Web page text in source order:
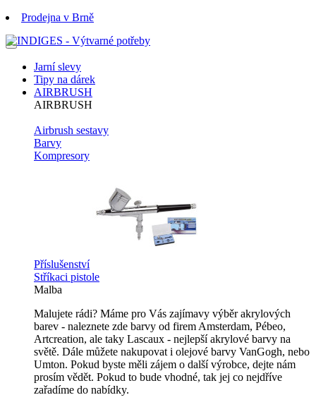
Prodejna v Brně
Jarní slevy
Tipy na dárek
AIRBRUSH
AIRBRUSH
Airbrush sestavy
Barvy
Kompresory
Příslušenství
Stříkaci pistole
Malba
Malujete rádi? Máme pro Vás zajímavy výběr akrylových
barev - naleznete zde barvy od firem Amsterdam, Pébeo,
Artcreation, ale taky Lascaux - nejlepší akrylové barvy na
světě. Dále můžete nakupovat i olejové barvy VanGogh, nebo
Umton. Pokud byste měli zájem o další výrobce, dejte nám
prosím vědět. Pokud to bude vhodné, tak jej co nejdříve
zařadíme do nabídky.